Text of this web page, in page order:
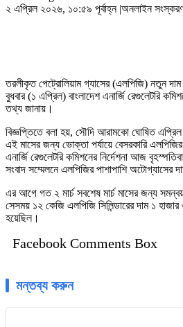
২ এপ্রিল ২০২৬, ১০:৫৯ পূর্বাহ্ন |অনলাইন
তরলীকৃত পেট্রোলিয়াম গ্যাসের (এলপিজি) নতুন
বুধবার (১ এপ্রিল) বাংলাদেশ এনার্জি রেগুলেটরি
তথ্য জানায়।
বিজ্ঞপ্তিতে বলা হয়, সৌদি আরামকো ঘোষিত
এই মাসের জন্য ভোক্তা পর্যায়ে বেসরকারি
এনার্জি রেগুলেটরি কমিশনের নির্দেশনা আজ
সংবাদ সম্মেলনে এলপিজির পাশাপাশি অটোগ্যাসের
এর আগে গত ২ মার্চ সবশেষ মার্চ মাসের জন্য
সেসময় ১২ কেজি এলপিজি সিলিন্ডারের দাম ১ হাজার
হয়েছিল।
Facebook Comments Box
মন্তব্য করুন